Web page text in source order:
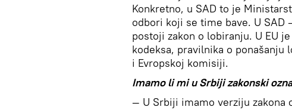
Konkretno, u SAD to je
odbori koji se time bave. U SAD
postoji zakon o lobiranju. U EU
kodeksa, pravilnika o ponašanju
i Evropskoj komisiji.
Imamo li mi u Srbiji zakonski
— U Srbiji imamo verziju zakona